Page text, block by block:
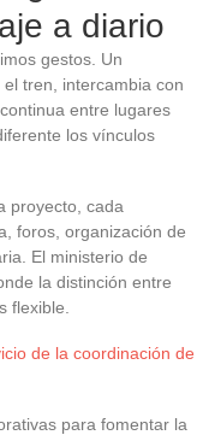
a diario
gestos. Un
tren, intercambia con
entre lugares
los vínculos
proyecto, cada
foros, organización de
El ministerio de
la distinción entre
flexible.
de la coordinación de
para fomentar la